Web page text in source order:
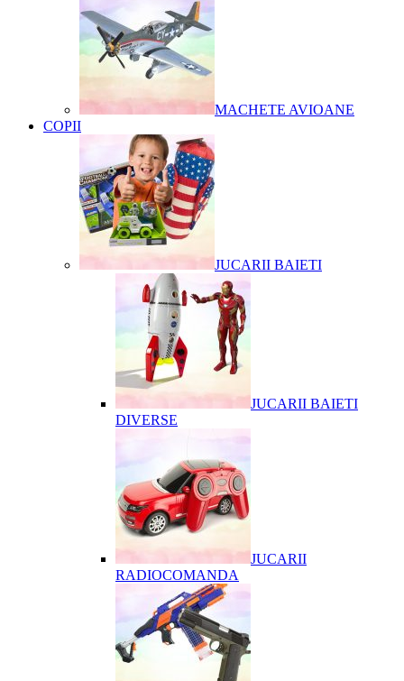
MACHETE AVIOANE
COPII
JUCARII BAIETI
JUCARII BAIETI
DIVERSE
JUCARII
RADIOCOMANDA